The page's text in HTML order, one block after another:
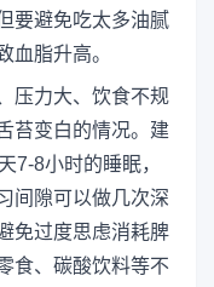
要避免吃太多油腻
血脂升高。
压力大、饮食不规
苔变白的情况。建
7-8小时的睡眠，
间隙可以做几次深
免过度思虑消耗脾
食、碳酸饮料等不